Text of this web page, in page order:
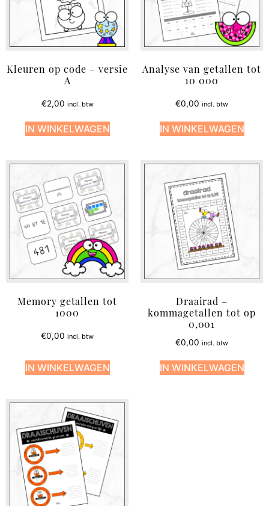
Kleuren op code – versie
A
€2,00 incl. btw
IN WINKELWAGEN
Analyse van getallen tot
10 000
€0,00 incl. btw
IN WINKELWAGEN
Memory getallen tot
1000
€0,00 incl. btw
IN WINKELWAGEN
Draairad –
kommagetallen tot op
0,001
€0,00 incl. btw
IN WINKELWAGEN